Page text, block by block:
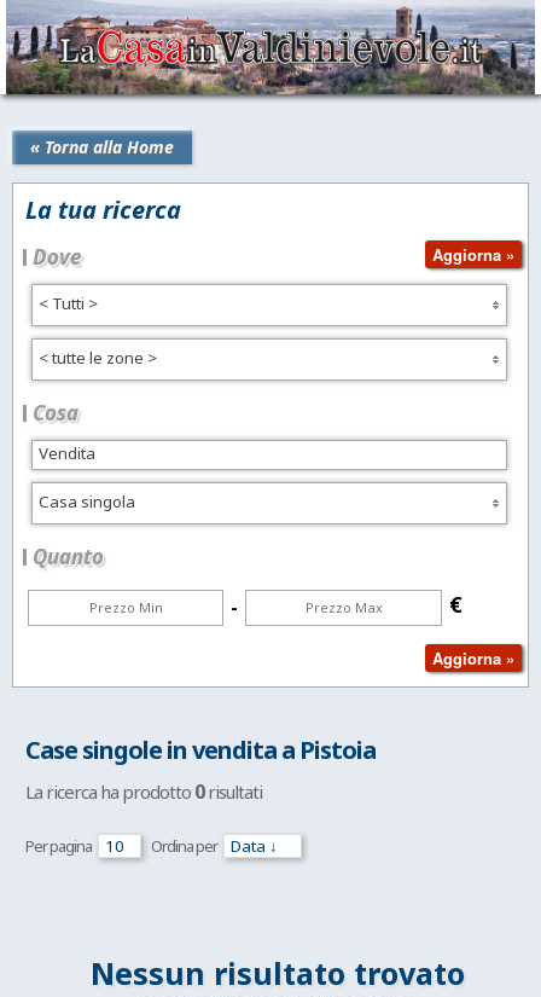
« Torna alla Home
La tua ricerca
Dove
< Tutti >
< tutte le zone >
Cosa
Casa singola
Quanto
- €
Case singole in vendita a Pistoia
La ricerca ha prodotto 0risultati
Per pagina Ordina per
Nessun risultato trovato